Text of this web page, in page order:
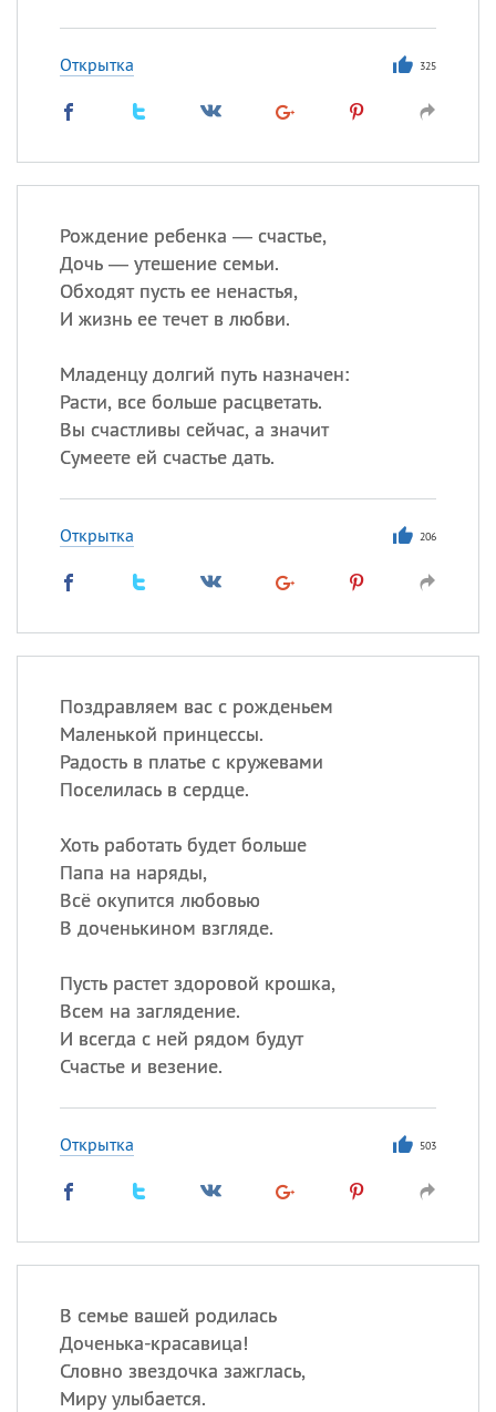
Открытка 325
Рождение ребенка — счастье,
Дочь — утешение семьи.
Обходят пусть ее ненастья,
И жизнь ее течет в любви.
Младенцу долгий путь назначен:
Расти, все больше расцветать.
Вы счастливы сейчас, а значит
Сумеете ей счастье дать.
Открытка 206
Поздравляем вас с рожденьем
Маленькой принцессы.
Радость в платье с кружевами
Поселилась в сердце.
Хоть работать будет больше
Папа на наряды,
Всё окупится любовью
В доченькином взгляде.
Пусть растет здоровой крошка,
Всем на заглядение.
И всегда с ней рядом будут
Счастье и везение.
Открытка 503
В семье вашей родилась
Доченька-красавица!
Словно звездочка зажглась,
Миру улыбается.